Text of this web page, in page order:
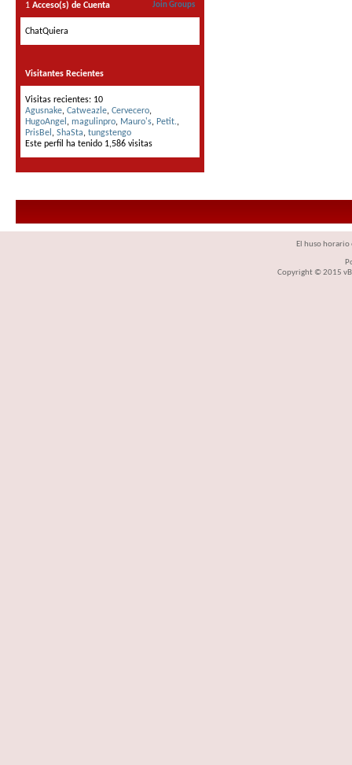
Join Groups
1 Acceso(s) de Cuenta
ChatQuiera
Visitantes Recientes
Visitas recientes: 10
Agusnake, Catweazle, Cervecero,
HugoAngel , magulinpro, Mauro's, Petit.,
PrisBel , ShaSta, tungstengo
Este perfil ha tenido 1,586 visitas
El huso horario
Copyright © 2015